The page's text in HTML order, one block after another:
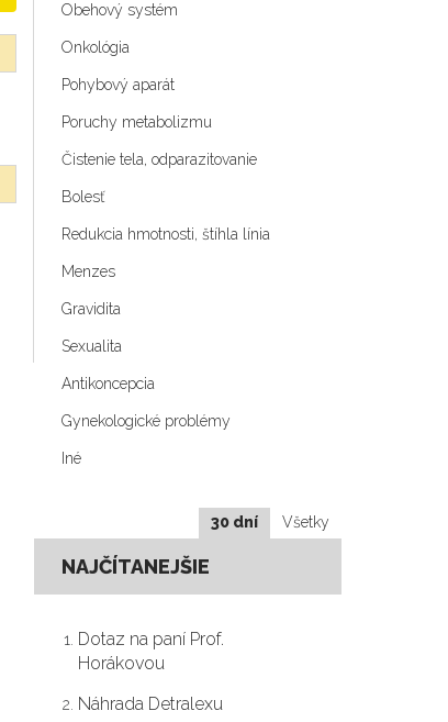
Obehový systém
Onkológia
Pohybový aparát
Poruchy metabolizmu
Čistenie tela, odparazitovanie
Bolesť
Redukcia hmotnosti, štíhla línia
Menzes
Gravidita
Sexualita
Antikoncepcia
Gynekologické problémy
Iné
30 dní Všetky
NAJČÍTANEJŠIE
Dotaz na paní Prof.
Horákovou
Náhrada Detralexu